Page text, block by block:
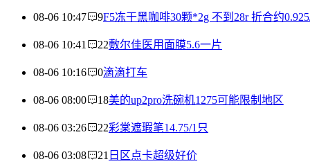
08-06 10:47 9F5冻干黑咖啡30颗*2g 不到28r 折合约
08-06 10:41 22敷尔佳医用面膜5.6一片
08-06 10:16 0滴滴打车
08-06 08:00 18美的up2pro洗碗机1275可能限制地区
08-06 03:26 22彩棠遮瑕笔14.75/1只
08-06 03:08 21 日区点卡超级好价